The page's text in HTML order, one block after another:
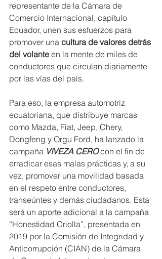
representante de la Cámara de
Comercio Internacional, capítulo
Ecuador, unen sus esfuerzos para
promover una cultura de valores detrás
del volante en la mente de miles de
conductores que circulan diariamente
por las vías del país.
Para eso, la empresa automotriz
ecuatoriana, que distribuye marcas
como Mazda, Fiat, Jeep, Chery,
Dongfeng y Orgu Ford, ha lanzado la
campaña VIVEZA CERO con el fin de
erradicar esas malas prácticas y, a su
vez, promover una movilidad basada
en el respeto entre conductores,
transeúntes y demás ciudadanos. Esta
será un aporte adicional a la campaña
“Honestidad Criolla”, presentada en
2019 por la Comisión de Integridad y
Anticorrupción (CIAN) de la Cámara